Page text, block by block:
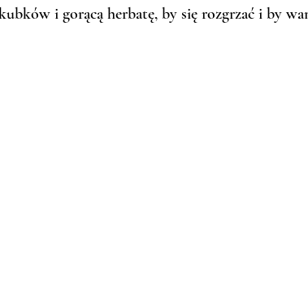
i gorącą herbatę, by się rozgrzać i by